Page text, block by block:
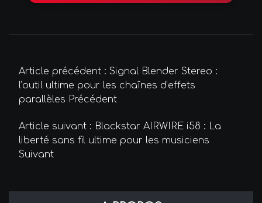
Article précédent : Signal Blender Stereo :
l’outil ultime pour les chaînes d’effets
parallèles Précédent
Article suivant : Blackstar AIRWIRE i58 : La
liberté sans fil ultime pour les musiciens
Suivant